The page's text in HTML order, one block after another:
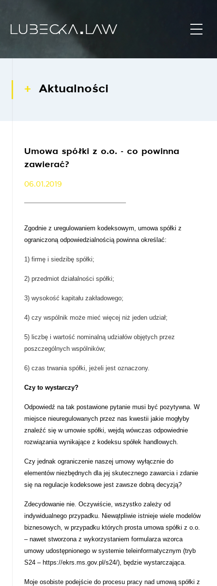
Aktualności
Umowa spółki z o.o. - co powinna
zawierać?
06.01.2019
Zgodnie z uregulowaniem kodeksowym, umowa spółki z
ograniczoną odpowiedzialnością powinna określać:
1) firmę i siedzibę spółki;
2) przedmiot działalności spółki;
3) wysokość kapitału zakładowego;
4) czy wspólnik może mieć więcej niż jeden udział;
5) liczbę i wartość nominalną udziałów objętych przez
poszczególnych wspólników;
6) czas trwania spółki, jeżeli jest oznaczony.
Czy to wystarczy?
Odpowiedź na tak postawione pytanie musi być pozytywna. W
miejsce nieuregulowanych przez nas kwestii jakie mogłyby
znaleźć się w umowie spółki, wejdą wówczas odpowiednie
rozwiązania wynikające z kodeksu spółek handlowych.
Czy jednak ograniczenie naszej umowy wyłącznie do
elementów niezbędnych dla jej skutecznego zawarcia i zdanie
się na regulacje kodeksowe jest zawsze dobrą decyzją?
Zdecydowanie nie. Oczywiście, wszystko zależy od
indywidualnego przypadku. Niewątpliwie istnieje wiele modelów
biznesowych, w przypadku których prosta umowa spółki z o.o.
– nawet stworzona z wykorzystaniem formularza wzorca
umowy udostępnionego w systemie teleinformatycznym (tryb
S24 – https://ekrs.ms.gov.pl/s24/), będzie wystarczająca.
Moje osobiste podejście do procesu pracy nad umową spółki z